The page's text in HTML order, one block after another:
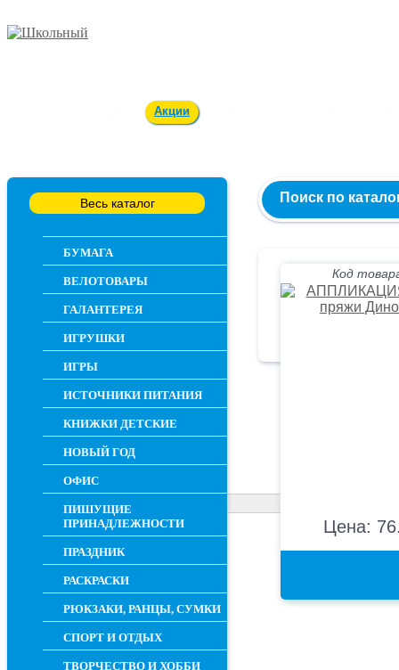
Акции
Весь каталог
БУМАГА
ВЕЛОТОВАРЫ
ГАЛАНТЕРЕЯ
ИГРУШКИ
ИГРЫ
ИСТОЧНИКИ ПИТАНИЯ
КНИЖКИ ДЕТСКИЕ
НОВЫЙ ГОД
ОФИС
ПИШУЩИЕ
ПРИНАДЛЕЖНОСТИ
ПРАЗДНИК
РАСКРАСКИ
РЮКЗАКИ, РАНЦЫ, СУМКИ
СПОРТ И ОТДЫХ
ТВОРЧЕСТВО И ХОББИ
Поиск по
Код
Цена: